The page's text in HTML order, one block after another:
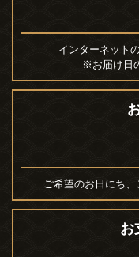
インターネット
※お届け日
ご希望のお日にち、
お